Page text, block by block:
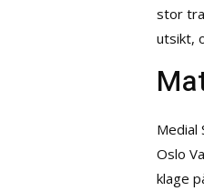
stor
utsikt,
Medial
Oslo
klage